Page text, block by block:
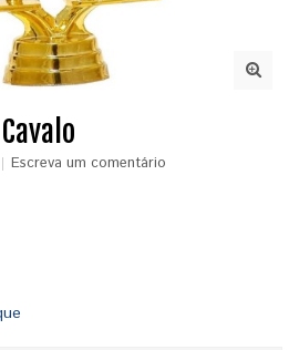
Escreva um comentário